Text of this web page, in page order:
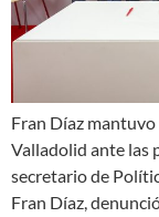
Fran Díaz
Valladolid ante las
secretario de
Fran Díaz,